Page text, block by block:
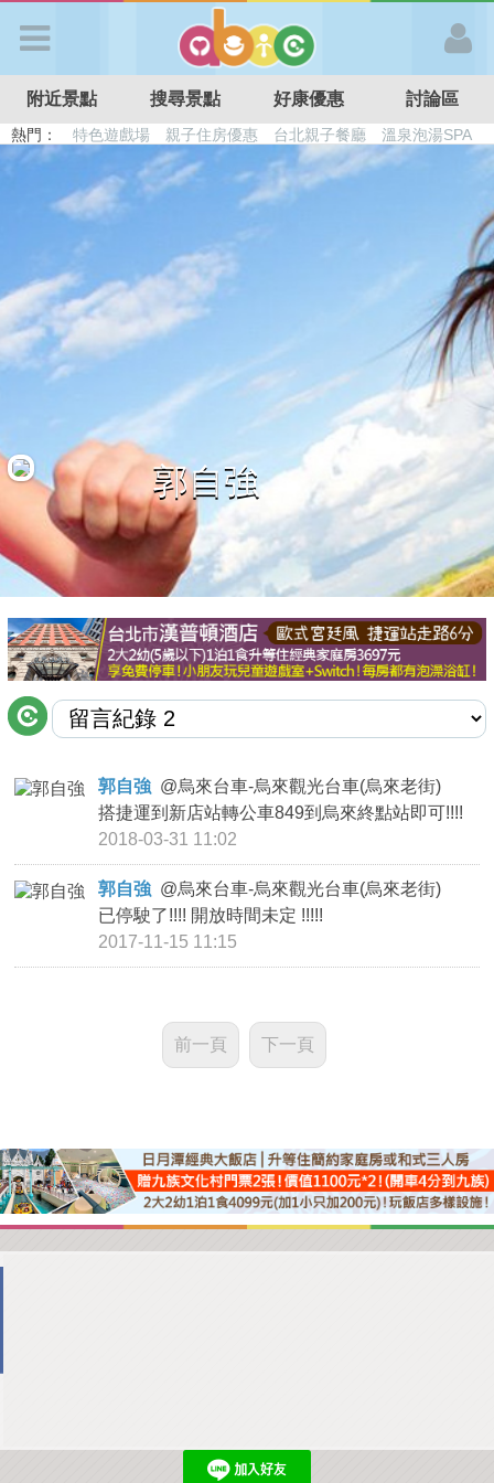
APP登入
首 頁
搜尋景點
好康優惠
最新留言
商家合作
推薦景點
討論區
聯絡我們
APP下載
附近景點 搜尋景點 好康優惠 討論區
熱門： 特色遊戲場 親子住房優惠 台北親子餐廳
溫泉泡湯SPA
溜滑梯民宿
觀光工廠 日本親子景點
郭自強
郭自強 @烏來台車-烏來觀光台車(烏來老街)
搭捷運到新店站轉公車849到烏來終點站即可!!!!
2018-03-31 11:02
郭自強 @烏來台車-烏來觀光台車(烏來老街)
已停駛了!!!! 開放時間未定 !!!!!
2017-11-15 11:15
前一頁 下一頁